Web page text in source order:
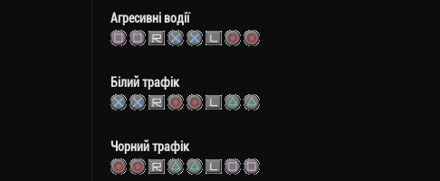
Агресивні водії
Білий трафік
Чорний трафік